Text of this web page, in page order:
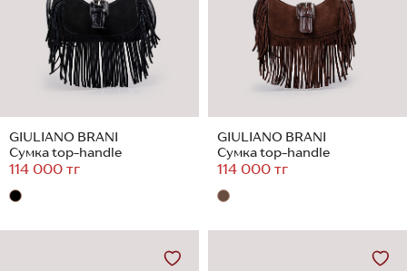
GIULIANO BRANI
Сумка top-handle
114 000 тг
GIULIANO BRANI
Сумка top-handle
114 000 тг